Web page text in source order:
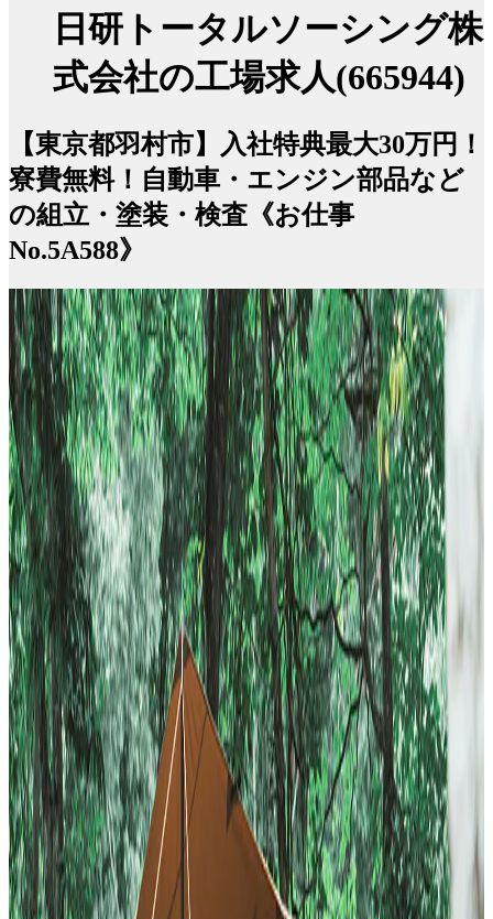
日研トータルソーシング株
式会社の工場求人(665944)
【東京都羽村市】入社特典最大30万円！
寮費無料！自動車・エンジン部品など
の組立・塗装・検査《お仕事
No.5A588》